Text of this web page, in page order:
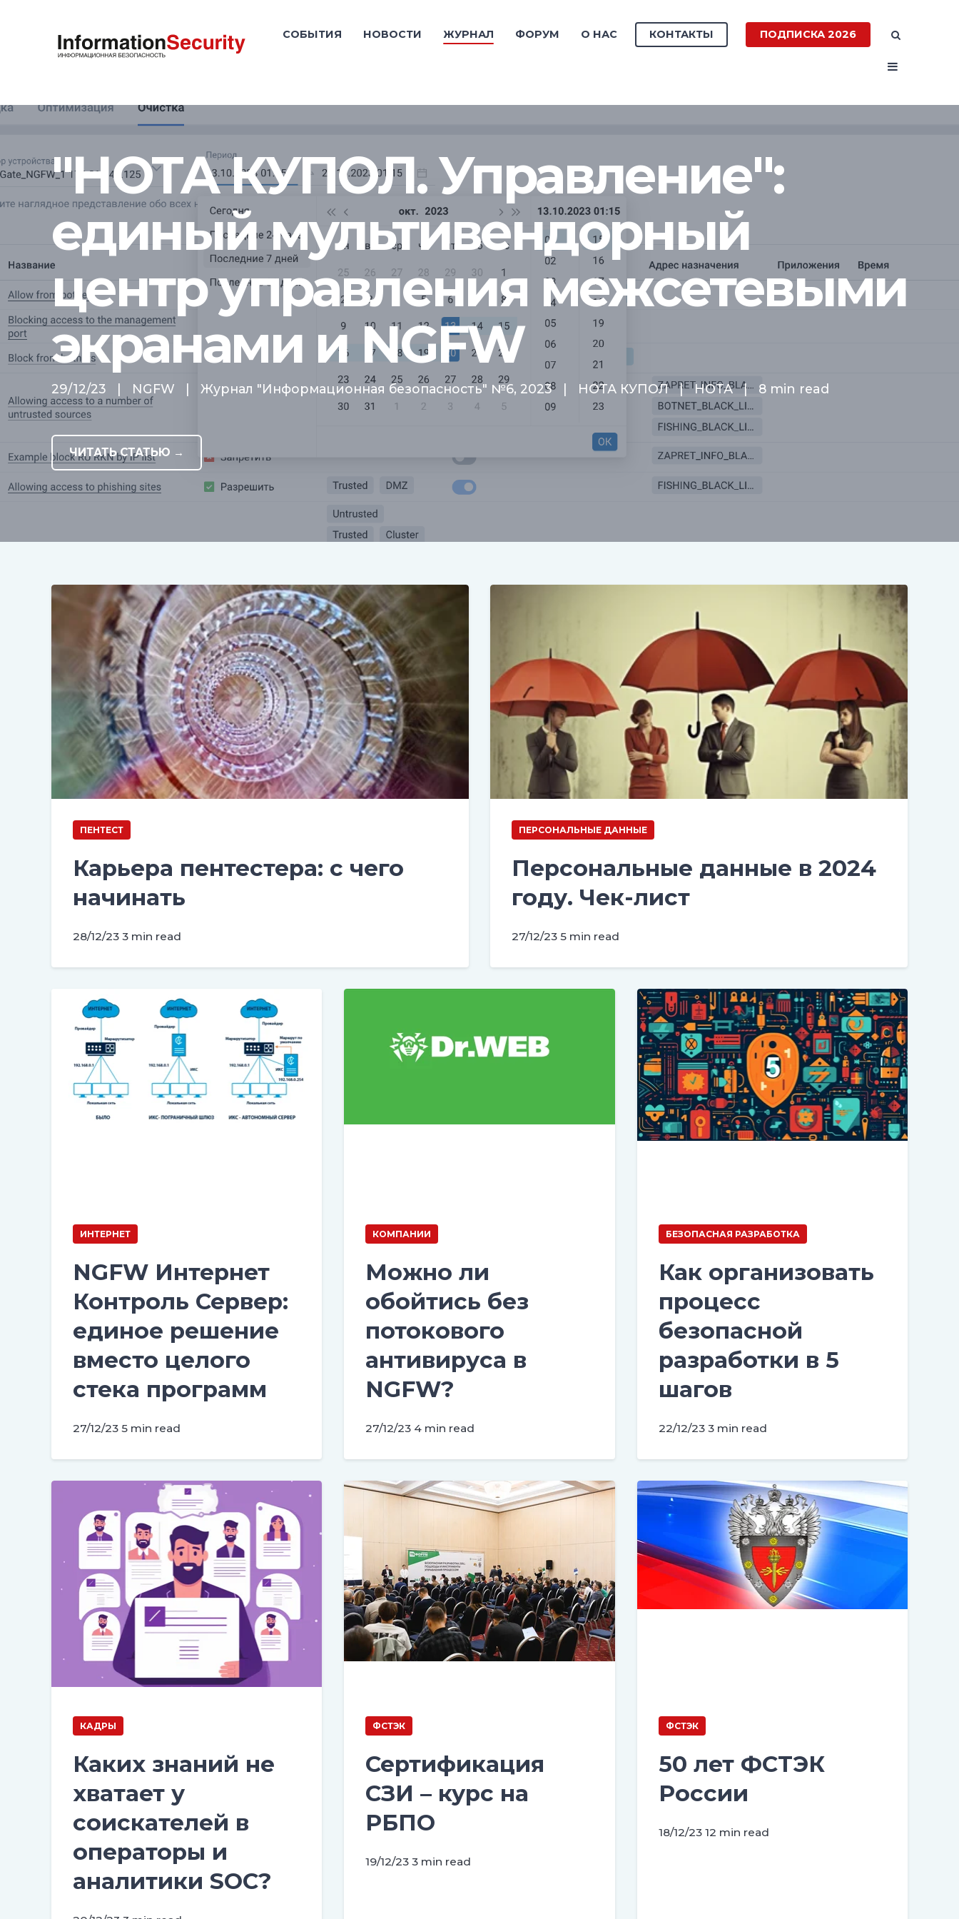
СОБЫТИЯ НОВОСТИ ЖУРНАЛ ФОРУМ О НАС КОНТАКТЫ ПОДПИСКА 2026
"НОТА КУПОЛ. Управление":
единый мультивендорный
центр управления межсетевыми
экранами и NGFW
29/12/23 NGFW Журнал "Информационная безопасность" №6, 2023 НОТА КУПОЛ | НОТА | 8 min read
ЧИТАТЬ СТАТЬЮ →
ПЕНТЕСТ
Карьера пентестера: с чего
начинать
28/12/23 3 min read
ПЕРСОНАЛЬНЫЕ ДАННЫЕ
Персональные данные в 2024
году. Чек-лист
27/12/23 5 min read
ИНТЕРНЕТ
NGFW Интернет
Контроль Сервер:
единое решение
вместо целого
стека программ
27/12/23 5 min read
КОМПАНИИ
Можно ли
обойтись без
потокового
антивируса в
NGFW?
27/12/23 4 min read
БЕЗОПАСНАЯ РАЗРАБОТКА
Как организовать
процесс
безопасной
разработки в 5
шагов
22/12/23 3 min read
КАДРЫ
Каких знаний не
хватает у
соискателей в
операторы и
аналитики SOC?
ФСТЭК
Сертификация
СЗИ – курс на
РБПО
19/12/23 3 min read
ФСТЭК
50 лет ФСТЭК
России
18/12/23 12 min read